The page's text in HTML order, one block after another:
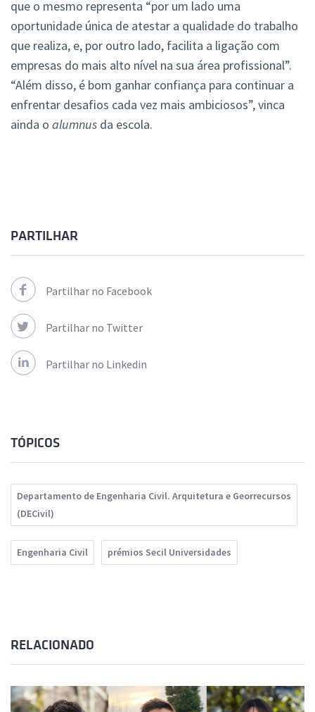
que o mesmo representa “por um lado uma
oportunidade única de atestar a qualidade do trabalho
que realiza, e, por outro lado, facilita a ligação com
empresas do mais alto nível na sua área profissional”.
“Além disso, é bom ganhar confiança para continuar a
enfrentar desafios cada vez mais ambiciosos”, vinca
ainda o alumnus da escola.
PARTILHAR
Partilhar no Facebook
Partilhar no Twitter
Partilhar no Linkedin
TÓPICOS
Departamento de Engenharia Civil. Arquitetura e Georrecursos
(DECivil)
Engenharia Civil prémios Secil Universidades
RELACIONADO